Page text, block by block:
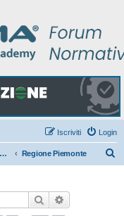
Login
Iscriviti
ENERGETICA DEGLI EDIFICI Regione Piemonte
Cerca